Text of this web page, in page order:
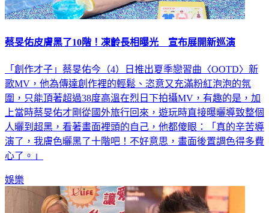
蔡旻佑皮膚黑了10階！凍齡長相曝光 宣布展開新巡演
「創作才子」蔡旻佑今（4）日推出夏季戀習曲〈OOTD〉新
歌MV，他為傳達創作裡的輕鬆、恣意又充滿粉紅泡泡的氛
圍，只能頂著超過38度高溫在烈日下拍攝MV，有趣的是，加
上當時蔡旻佑才剛從國外旅行回來，遊玩時直接曝曬導致整個
人曬到超黑，看著畫面裡頭的自己，他都傻眼：「真的辛苦導
演了，我膚色曬黑了十階吧！不好意思，畫面後置調色得多費
心了。」
娛樂